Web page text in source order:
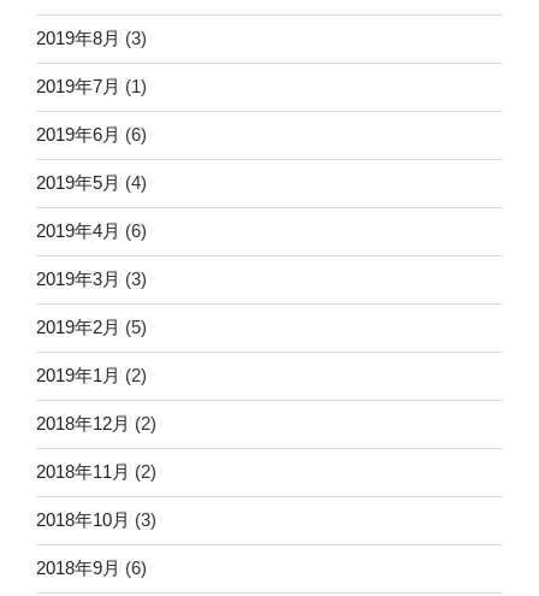
2019年8月 (3)
2019年7月 (1)
2019年6月 (6)
2019年5月 (4)
2019年4月 (6)
2019年3月 (3)
2019年2月 (5)
2019年1月 (2)
2018年12月 (2)
2018年11月 (2)
2018年10月 (3)
2018年9月 (6)